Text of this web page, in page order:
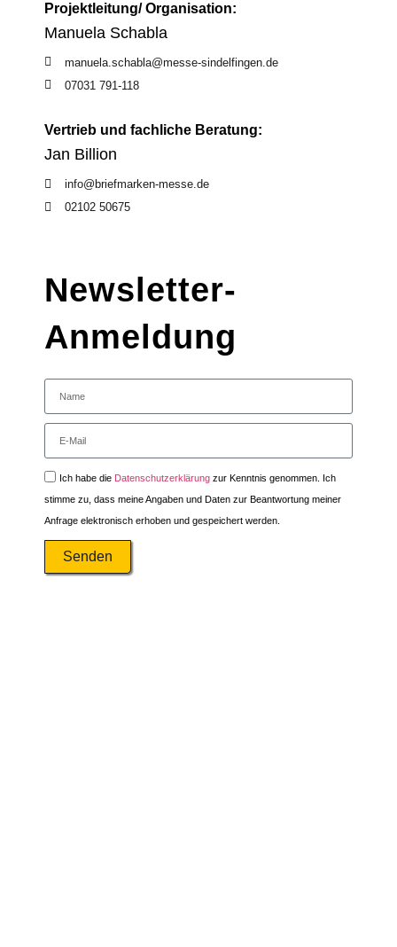
Projektleitung/ Organisation:
Manuela Schabla
manuela.schabla@messe-sindelfingen.de
07031 791-118
Vertrieb und fachliche Beratung:
Jan Billion
info@briefmarken-messe.de
02102 50675
Newsletter-
Anmeldung
Ich habe die Datenschutzerklärung zur Kenntnis genommen. Ich
stimme zu, dass meine Angaben und Daten zur Beantwortung meiner
Anfrage elektronisch erhoben und gespeichert werden.
Senden